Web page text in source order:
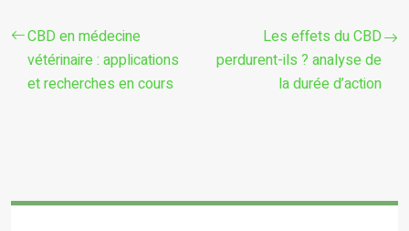
CBD en médecine
vétérinaire : applications
et recherches en cours
Les effets du CBD
perdurent-ils ? analyse de
la durée d’action